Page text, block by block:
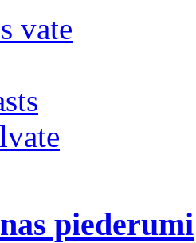
vate
piederumi